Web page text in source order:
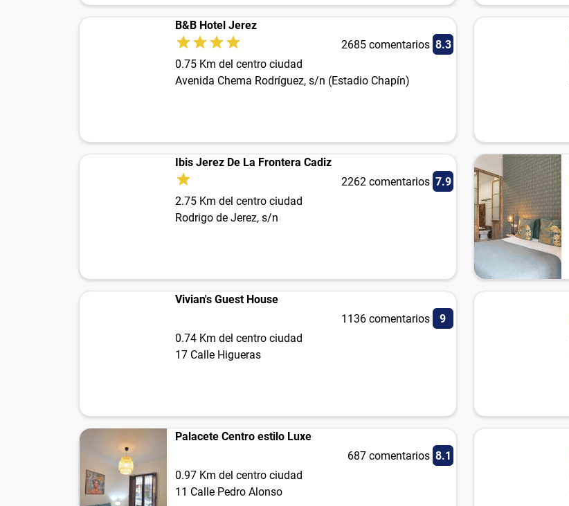
B&B Hotel Jerez
2685 comentarios 8.3
0.75 Km del centro ciudad
Avenida Chema Rodríguez, s/n (Estadio Chapín)
Ibis Jerez De La Frontera Cadiz
2262 comentarios 7.9
2.75 Km del centro ciudad
Rodrigo de Jerez, s/n
Vivian's Guest House
1136 comentarios
9
0.74 Km del centro ciudad
17 Calle Higueras
Palacete Centro estilo Luxe
687 comentarios 8.1
0.97 Km del centro ciudad
11 Calle Pedro Alonso